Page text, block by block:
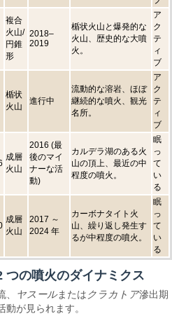
複合
火山/
円錐
形
2018–
2019
楯状火山と爆発的な
火山、歴史的な大噴
火。
ア
ク
テ
ィ
ブ
楯状
火山
進行中
流動的な溶岩、ほぼ
継続的な噴火、観光
名所。
ア
ク
テ
ィ
ブ
成層
火山
2016 (最
後のマイ
ナーな活
動)
カルデラ湖のある火
山の頂上、最近の中
程度の噴火。
眠
っ
て
い
る
成層
火山
2017 ～
2024 年
カーボナタイト火
山、繰り返し発生す
るが中程度の噴火。
眠
っ
て
い
る
つの噴火のダイナミクス
ヤスールまたは クラカトア滲出期
が見られます。